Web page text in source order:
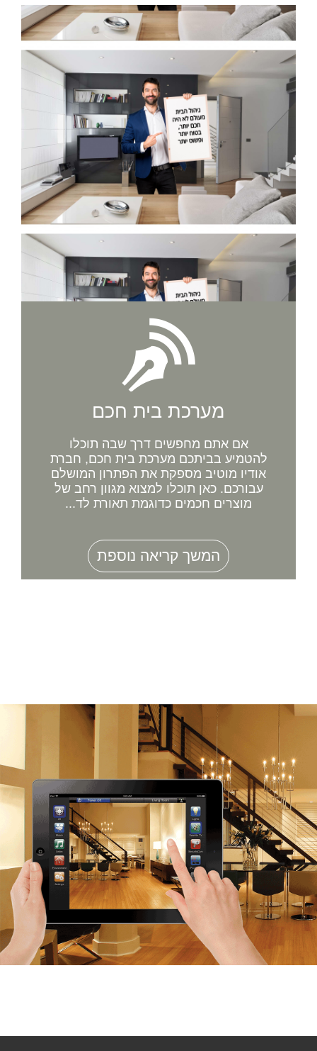
מערכת בית חכם
אם אתם מחפשים דרך שבה תוכלו
להטמיע בביתכם מערכת בית חכם, חברת
אודיו מוטיב מספקת את הפתרון המושלם
עבורכם. כאן תוכלו למצוא מגוון רחב של
מוצרים חכמים כדוגמת תאורת לד...
המשך קריאה נוספת